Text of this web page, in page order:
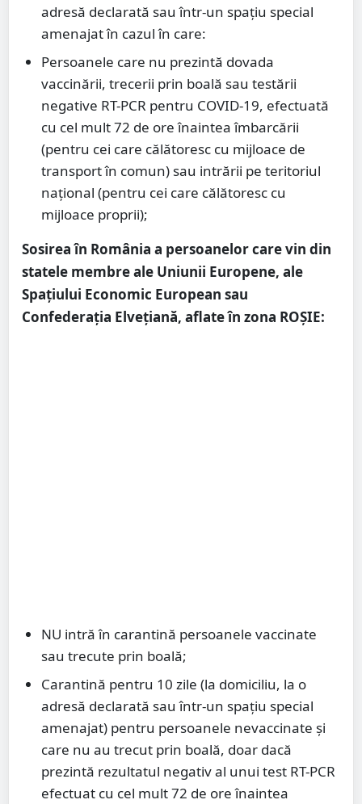
adresă declarată sau într-un spațiu special
amenajat în cazul în care:
Persoanele care nu prezintă dovada
vaccinării, trecerii prin boală sau testării
negative RT-PCR pentru COVID-19, efectuată
cu cel mult 72 de ore înaintea îmbarcării
(pentru cei care călătoresc cu mijloace de
transport în comun) sau intrării pe teritoriul
național (pentru cei care călătoresc cu
mijloace proprii);
Sosirea în România a persoanelor care vin din
statele membre ale Uniunii Europene, ale
Spațiului Economic European sau
Confederația Elvețiană, aflate în zona ROȘIE:
NU intră în carantină persoanele vaccinate
sau trecute prin boală;
Carantină pentru 10 zile (la domiciliu, la o
adresă declarată sau într-un spațiu special
amenajat) pentru persoanele nevaccinate și
care nu au trecut prin boală, doar dacă
prezintă rezultatul negativ al unui test RT-PCR
efectuat cu cel mult 72 de ore înaintea